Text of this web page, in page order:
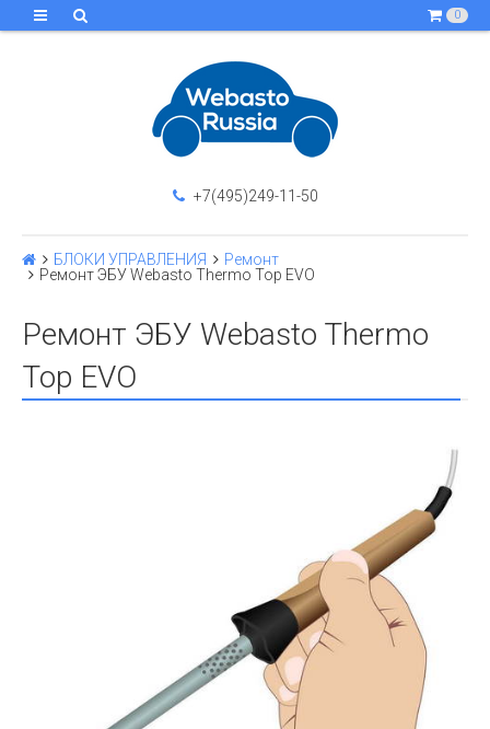
0
+7(495)249-11-50
БЛОКИ УПРАВЛЕНИЯ
Ремонт
Ремонт ЭБУ Webasto Thermo Top EVO
Ремонт ЭБУ Webasto Thermo
Top EVO